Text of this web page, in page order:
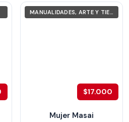
MANUALIDADES, ARTE Y TIEMPO LIBRE
$17.000
Mujer Masai